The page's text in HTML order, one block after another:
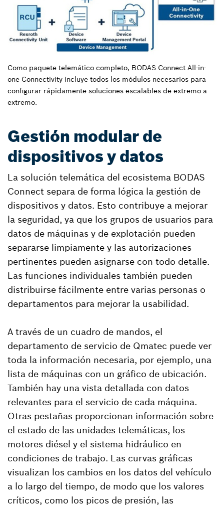
Como paquete telemático completo, BODAS Connect All-in-
one Connectivity incluye todos los módulos necesarios para
configurar rápidamente soluciones escalables de extremo a
extremo.
Gestión modular de
dispositivos y datos
La solución telemática del ecosistema BODAS
Connect separa de forma lógica la gestión de
dispositivos y datos. Esto contribuye a mejorar
la seguridad, ya que los grupos de usuarios para
datos de máquinas y de explotación pueden
separarse limpiamente y las autorizaciones
pertinentes pueden asignarse con todo detalle.
Las funciones individuales también pueden
distribuirse fácilmente entre varias personas o
departamentos para mejorar la usabilidad.
A través de un cuadro de mandos, el
departamento de servicio de Qmatec puede ver
toda la información necesaria, por ejemplo, una
lista de máquinas con un gráfico de ubicación.
También hay una vista detallada con datos
relevantes para el servicio de cada máquina.
Otras pestañas proporcionan información sobre
el estado de las unidades telemáticas, los
motores diésel y el sistema hidráulico en
condiciones de trabajo. Las curvas gráficas
visualizan los cambios en los datos del vehículo
a lo largo del tiempo, de modo que los valores
críticos, como los picos de presión, las